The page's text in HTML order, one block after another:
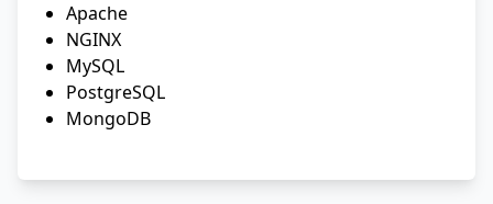
Apache
NGINX
MySQL
PostgreSQL
MongoDB